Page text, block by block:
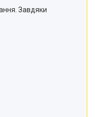
Завдяки